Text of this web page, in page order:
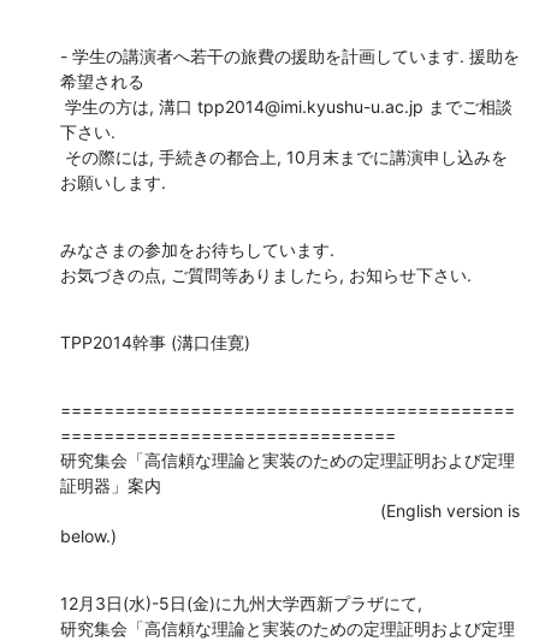
- 学生の講演者へ若干の旅費の援助を計画しています. 援助を
希望される
下さい.
お願いします.
みなさまの参加をお待ちしています.
お気づきの点, ご質問等ありましたら, お知らせ下さい.
TPP2014幹事 (溝口佳寛)
==========================================
===============================
研究集会「高信頼な理論と実装のための定理証明および定理
証明器」案内
(English version is
below.)
12月3日(水)-5日(金)に九州大学西新プラザにて,
研究集会「高信頼な理論と実装のための定理証明および定理